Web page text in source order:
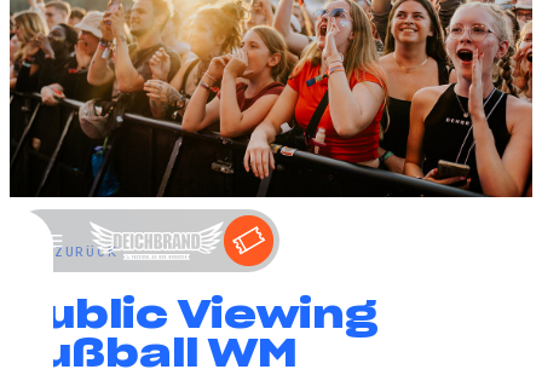
ZURÜCK
Public Viewing
Fußball WM